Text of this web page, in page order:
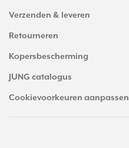
Verzenden & leveren
Retourneren
Kopersbescherming
JUNG catalogus
Cookievoorkeuren aanpassen